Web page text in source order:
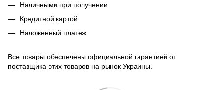
Наличными при получении
Кредитной картой
Наложенный платеж
Все товары обеспечены официальной гарантией от
поставщика этих товаров на рынок Украины.